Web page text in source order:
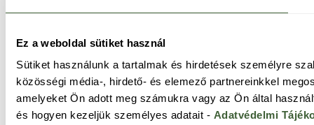
Ez a weboldal sütiket használ
Sütiket használunk a tartalmak és hirdetések személyre
közösségi média-, hirdető- és elemező partnereinkkel
amelyeket Ön adott meg számukra vagy az Ön által
és hogyen kezeljük személyes adatait - Adatvédelmi